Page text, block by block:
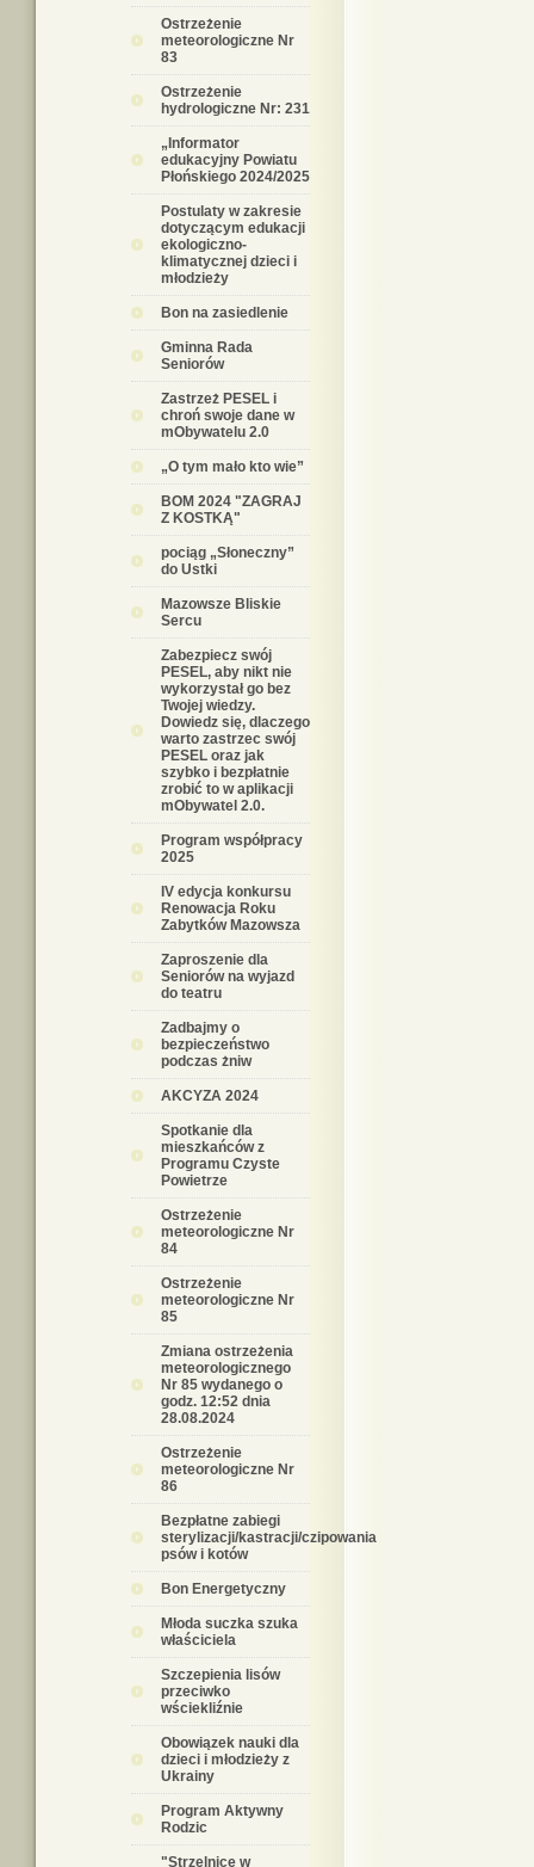
Ostrzeżenie
meteorologiczne Nr
83
Ostrzeżenie
hydrologiczne Nr: 231
„Informator
edukacyjny Powiatu
Płońskiego 2024/2025
Postulaty w zakresie
dotyczącym edukacji
ekologiczno-
klimatycznej dzieci i
młodzieży
Bon na zasiedlenie
Gminna Rada
Seniorów
Zastrzeż PESEL i
chroń swoje dane w
mObywatelu 2.0
„O tym mało kto wie”
BOM 2024 "ZAGRAJ
Z KOSTKĄ"
pociąg „Słoneczny”
do Ustki
Mazowsze Bliskie
Sercu
Zabezpiecz swój
PESEL, aby nikt nie
wykorzystał go bez
Twojej wiedzy.
Dowiedz się, dlaczego
warto zastrzec swój
PESEL oraz jak
szybko i bezpłatnie
zrobić to w aplikacji
mObywatel 2.0.
Program współpracy
2025
IV edycja konkursu
Renowacja Roku
Zabytków Mazowsza
Zaproszenie dla
Seniorów na wyjazd
do teatru
Zadbajmy o
bezpieczeństwo
podczas żniw
AKCYZA 2024
Spotkanie dla
mieszkańców z
Programu Czyste
Powietrze
Ostrzeżenie
meteorologiczne Nr
84
Ostrzeżenie
meteorologiczne Nr
85
Zmiana ostrzeżenia
meteorologicznego
Nr 85 wydanego o
godz. 12:52 dnia
28.08.2024
Ostrzeżenie
meteorologiczne Nr
86
Bezpłatne zabiegi
sterylizacji/kastracji/czipowania
psów i kotów
Bon Energetyczny
Młoda suczka szuka
właściciela
Szczepienia lisów
przeciwko
wściekliźnie
Obowiązek nauki dla
dzieci i młodzieży z
Ukrainy
Program Aktywny
Rodzic
"Strzelnice w